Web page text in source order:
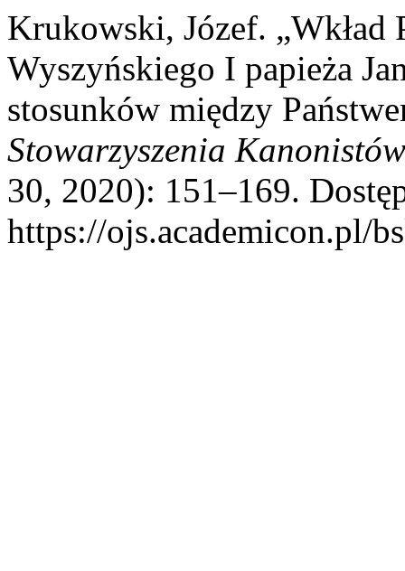
Krukowski, Józef. „Wkład
Wyszyńskiego I papieża
stosunków między
Stowarzyszenia
30, 2020): 151–169.
https://ojs.academicon.pl/